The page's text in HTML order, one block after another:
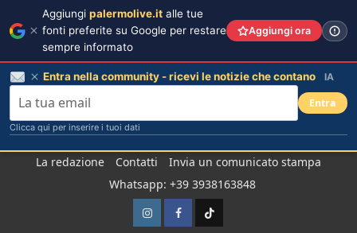
La redazione Contatti
Invia un comunicato stampa
Whatsapp: +39 3938163848
InstagramFacebook
TikTok
Aggiungi palermolive.it alle tue
fonti preferite su Google per restare
sempre informato
Aggiungi ora
Entra nella community - ricevi le notizie che contano IA
Entra
Clicca qui per inserire i tuoi dati